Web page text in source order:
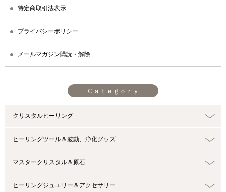
特定商取引法表示
プライバシーポリシー
メールマガジン購読・解除
Ｃａｔｅｇｏｒｙ
クリスタルヒーリング
ヒーリングツール＆波動、浄化グッズ
マスタークリスタル＆原石
ヒーリングジュエリー＆アクセサリー